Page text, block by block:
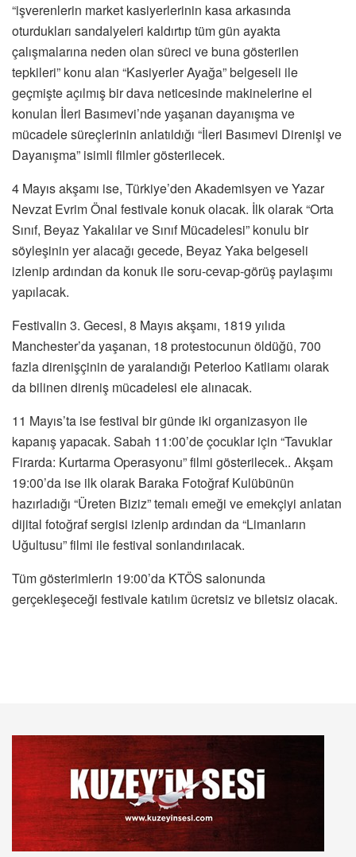
“işverenlerin market kasiyerlerinin kasa arkasında
oturdukları sandalyeleri kaldırtıp tüm gün ayakta
çalışmalarına neden olan süreci ve buna gösterilen
tepkileri” konu alan “Kasiyerler Ayağa” belgeseli ile
geçmişte açılmış bir dava neticesinde makinelerine el
konulan İleri Basımevi’nde yaşanan dayanışma ve
mücadele süreçlerinin anlatıldığı “İleri Basımevi Direnişi ve
Dayanışma” isimli filmler gösterilecek.
4 Mayıs akşamı ise, Türkiye’den Akademisyen ve Yazar
Nevzat Evrim Önal festivale konuk olacak. İlk olarak “Orta
Sınıf, Beyaz Yakalılar ve Sınıf Mücadelesi” konulu bir
söyleşinin yer alacağı gecede, Beyaz Yaka belgeseli
izlenip ardından da konuk ile soru-cevap-görüş paylaşımı
yapılacak.
Festivalin 3. Gecesi, 8 Mayıs akşamı, 1819 yılıda
Manchester’da yaşanan, 18 protestocunun öldüğü, 700
fazla direnişçinin de yaralandığı Peterloo Katliamı olarak
da bilinen direniş mücadelesi ele alınacak.
11 Mayıs’ta ise festival bir günde iki organizasyon ile
kapanış yapacak. Sabah 11:00’de çocuklar için “Tavuklar
Firarda: Kurtarma Operasyonu” filmi gösterilecek.. Akşam
19:00’da ise ilk olarak Baraka Fotoğraf Kulübünün
hazırladığı “Üreten Biziz” temalı emeği ve emekçiyi anlatan
dijital fotoğraf sergisi izlenip ardından da “Limanların
Uğultusu” filmi ile festival sonlandırılacak.
Tüm gösterimlerin 19:00’da KTÖS salonunda
gerçekleşeceği festivale katılım ücretsiz ve biletsiz olacak.